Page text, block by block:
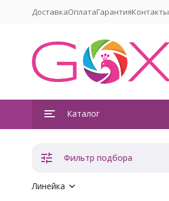
ДоставкаОплатаГарантияКонтакты
Каталог
Фильтр подбора
Линейка